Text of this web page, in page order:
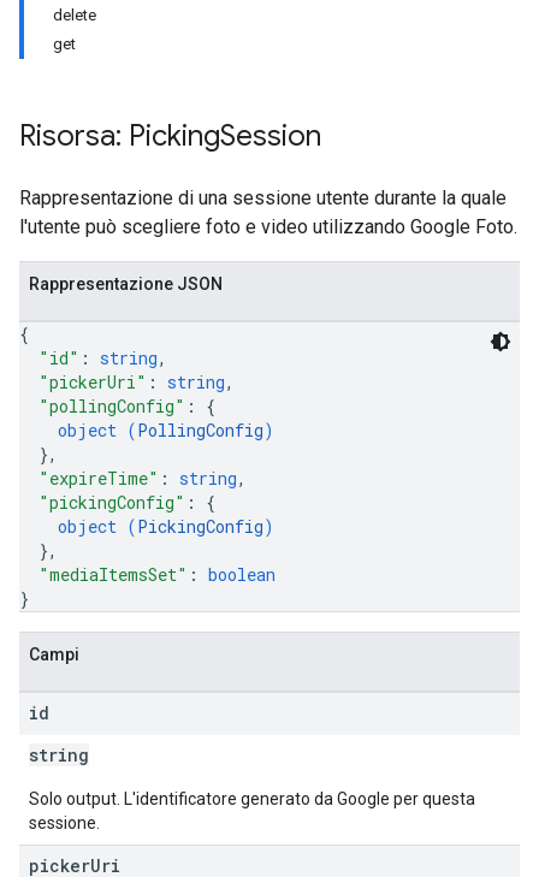
delete
get
Risorsa: PickingSession
Rappresentazione di una sessione utente durante la quale
l'utente può scegliere foto e video utilizzando Google Foto.
Rappresentazione JSON
{
"id" : string,
"pickerUri" : string,
"pollingConfig" : {
object (PollingConfig)
},
"expireTime" : string,
"pickingConfig" : {
object (PickingConfig)
},
"mediaItemsSet" : boolean
}
Campi
id
string
Solo output. L'identificatore generato da Google per questa
sessione.
pickerUri